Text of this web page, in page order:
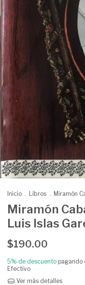
Inicio . Libros . Miramón
Miramón
Luis Islas
$190.00
5% de descuento pagando
Efectivo
Ver más detalles